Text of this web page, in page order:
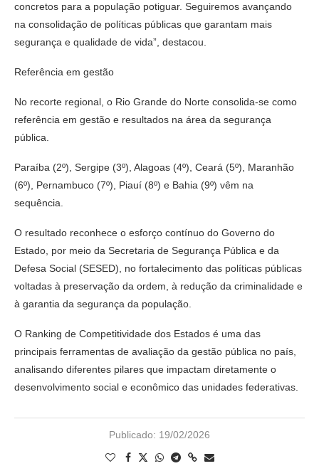
concretos para a população potiguar. Seguiremos avançando
na consolidação de políticas públicas que garantam mais
segurança e qualidade de vida”, destacou.
Referência em gestão
No recorte regional, o Rio Grande do Norte consolida-se como
referência em gestão e resultados na área da segurança
pública.
Paraíba (2º), Sergipe (3º), Alagoas (4º), Ceará (5º), Maranhão
(6º), Pernambuco (7º), Piauí (8º) e Bahia (9º) vêm na
sequência.
O resultado reconhece o esforço contínuo do Governo do
Estado, por meio da Secretaria de Segurança Pública e da
Defesa Social (SESED), no fortalecimento das políticas públicas
voltadas à preservação da ordem, à redução da criminalidade e
à garantia da segurança da população.
O Ranking de Competitividade dos Estados é uma das
principais ferramentas de avaliação da gestão pública no país,
analisando diferentes pilares que impactam diretamente o
desenvolvimento social e econômico das unidades federativas.
Publicado: 19/02/2026